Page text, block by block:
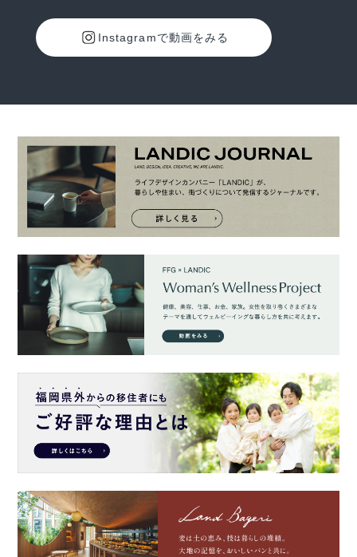
Instagramで動画をみる